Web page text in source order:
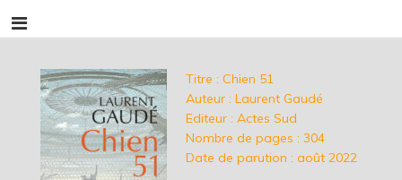
Titre : Chien 51
Auteur : Laurent Gaudé
Editeur : Actes Sud
Nombre de pages : 304
Date de parution : août 2022